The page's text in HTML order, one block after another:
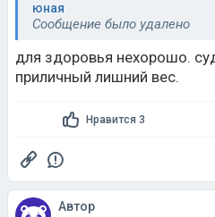
юная
Сообщение было удалено
для здоровья нехорошо.
приличный лишний вес.
Нравится 3
Автор